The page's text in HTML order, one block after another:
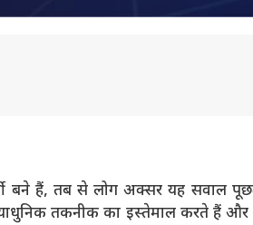
बने हैं, तब से लोग अक्सर यह सवाल
तकनीक का इस्तेमाल करते हैं और